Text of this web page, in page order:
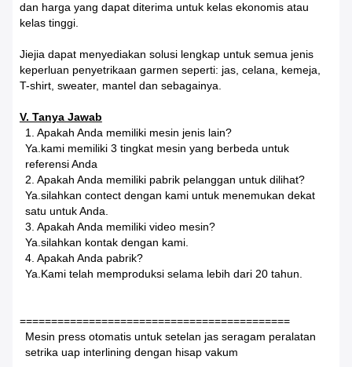
dan harga yang dapat diterima untuk kelas ekonomis atau
kelas tinggi.
Jiejia dapat menyediakan solusi lengkap untuk semua jenis
keperluan penyetrikaan garmen seperti: jas, celana, kemeja,
T-shirt, sweater, mantel dan sebagainya.
V. Tanya Jawab
1. Apakah Anda memiliki mesin jenis lain?
Ya.kami memiliki 3 tingkat mesin yang berbeda untuk
referensi Anda
2. Apakah Anda memiliki pabrik pelanggan untuk dilihat?
Ya.silahkan contect dengan kami untuk menemukan dekat
satu untuk Anda.
3. Apakah Anda memiliki video mesin?
Ya.silahkan kontak dengan kami.
4. Apakah Anda pabrik?
Ya.Kami telah memproduksi selama lebih dari 20 tahun.
===========================================
Mesin press otomatis untuk setelan jas seragam peralatan
setrika uap interlining dengan hisap vakum